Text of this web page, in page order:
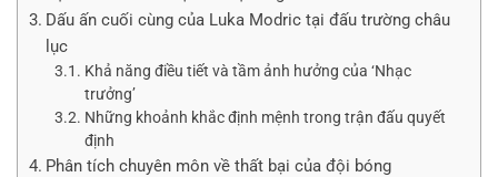
Dấu ấn cuối cùng của Luka Modric tại đấu trường châu
lục
Khả năng điều tiết và tầm ảnh hưởng của ‘Nhạc
trưởng’
Những khoảnh khắc định mệnh trong trận đấu quyết
định
Phân tích chuyên môn về thất bại của đội bóng